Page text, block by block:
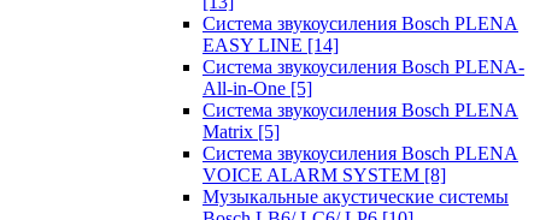
Система звукоусиления Bosch PLENA
EASY LINE [14]
Система звукоусиления Bosch PLENA-
All-in-One [5]
Система звукоусиления Bosch PLENA
Matrix [5]
Система звукоусиления Bosch PLENA
VOICE ALARM SYSTEM [8]
Музыкальные акустические системы